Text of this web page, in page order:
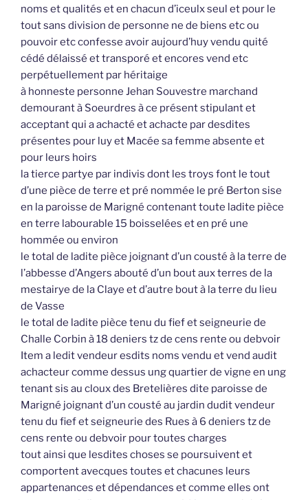
noms et qualités et en chacun d’iceulx seul et pour le
tout sans division de personne ne de biens etc ou
pouvoir etc confesse avoir aujourd’huy vendu quité
cédé délaissé et transporé et encores vend etc
perpétuellement par héritaige
à honneste personne Jehan Souvestre marchand
demourant à Soeurdres à ce présent stipulant et
acceptant qui a achacté et achacte par desdites
présentes pour luy et Macée sa femme absente et
pour leurs hoirs
la tierce partye par indivis dont les troys font le tout
d’une pièce de terre et pré nommée le pré Berton sise
en la paroisse de Marigné contenant toute ladite pièce
en terre labourable 15 boisselées et en pré une
hommée ou environ
le total de ladite pièce joignant d’un cousté à la terre de
l’abbesse d’Angers abouté d’un bout aux terres de la
mestairye de la Claye et d’autre bout à la terre du lieu
de Vasse
le total de ladite pièce tenu du fief et seigneurie de
Challe Corbin à 18 deniers tz de cens rente ou debvoir
Item a ledit vendeur esdits noms vendu et vend audit
achacteur comme dessus ung quartier de vigne en ung
tenant sis au cloux des Bretelières dite paroisse de
Marigné joignant d’un cousté au jardin dudit vendeur
tenu du fief et seigneurie des Rues à 6 deniers tz de
cens rente ou debvoir pour toutes charges
tout ainsi que lesdites choses se poursuivent et
comportent avecques toutes et chacunes leurs
appartenances et dépendances et comme elles ont